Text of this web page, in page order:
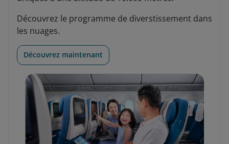
Découvrez le programme de diverstissement dans
les nuages.
Découvrez maintenant